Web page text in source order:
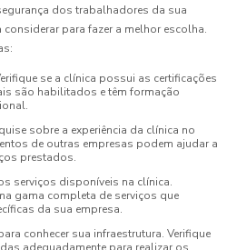
dos trabalhadores da sua
para fazer a melhor escolha.
se a clínica possui as certificações
são habilitados e têm formação
sobre a experiência da clínica no
de outras empresas podem ajudar a
prestados.
serviços disponíveis na clínica.
gama completa de serviços que
da sua empresa.
conhecer sua infraestrutura. Verifique